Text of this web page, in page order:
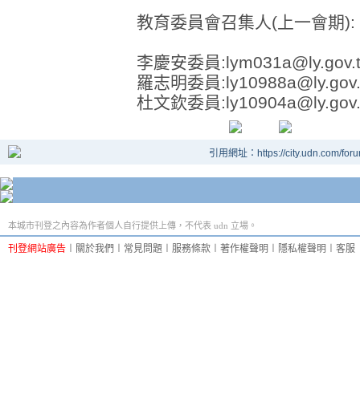
教育委員會召集人(上一會期):
李慶安委員
羅志明委員
杜文欽委員
引用網址：https://city.udn.com/
本城市刊登之內容為作者個人自行提供上傳，不代表 udn 立場。
刊登網站廣告 關於我們 常見問題 服務條款 著作權聲明 隱私權聲明 客服